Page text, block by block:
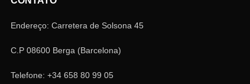
Endereço: Carretera de Solsona 45
C.P 08600 Berga (Barcelona)
Telefone: +34 658 80 99 05